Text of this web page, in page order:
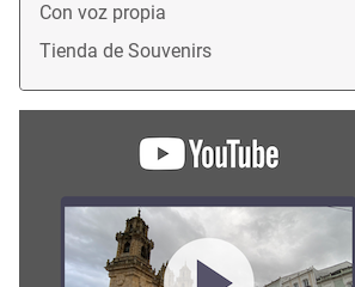
Con voz propia
Tienda de Souvenirs